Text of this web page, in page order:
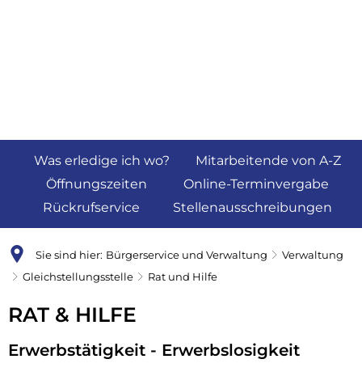
Was erledige ich wo?
Mitarbeitende von A-Z
Öffnungszeiten
Online-Terminvergabe
Rückrufservice
Stellenausschreibungen
Sie sind hier: Bürgerservice und Verwaltung
Verwaltung
Gleichstellungsstelle
Rat und Hilfe
Rat
und
RAT & HILFE
Erwerbstätigkeit - Erwerbslosigkeit